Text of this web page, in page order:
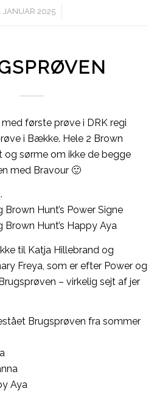
JANUAR 2025
/
første prøve i DRK regi
i Bække. Hele 2 Brown
og sørme om ikke de begge
med Bravour 🙂
Hunt’s Power Signe
Brown Hunt’s Happy Aya
til Katja Hillebrand og
Freya, som er efter Power og
– virkelig sejt af jer
Brugsprøven fra sommer
Aya